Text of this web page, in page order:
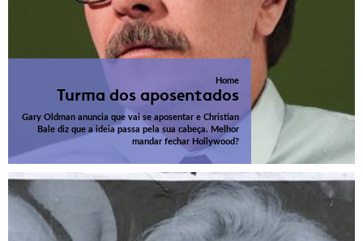
Home
Turma dos aposentados
Gary Oldman anuncia que vai se aposentar e Christian
Bale diz que a ideia passa pela sua cabeça. Melhor
mandar fechar Hollywood?